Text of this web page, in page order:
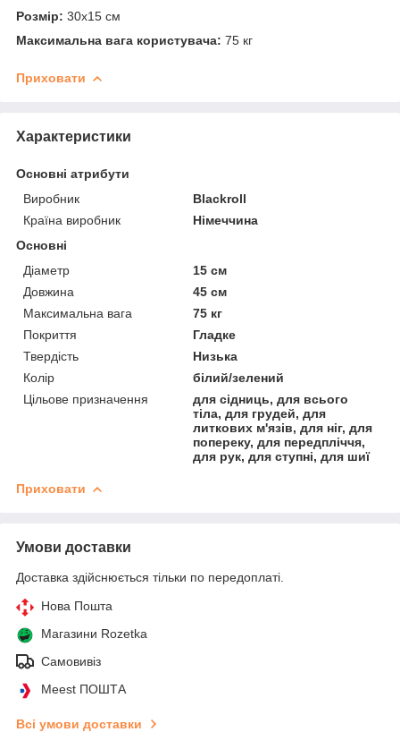
Розмір: 30х15 см
Максимальна вага користувача: 75 кг
Приховати
Характеристики
Основні атрибути
Виробник
Blackroll
Країна виробник
Німеччина
Основні
Діаметр
15 см
Довжина
45 см
Максимальна вага
75 кг
Покриття
Гладке
Твердість
Низька
Колір
білий/зелений
Цільове призначення
для сідниць, для всього
тіла, для грудей, для
литкових м'язів, для ніг, для
попереку, для передпліччя,
для рук, для ступні, для шиї
Приховати
Умови доставки
Доставка здійснюється тільки по передоплаті.
Нова Пошта
Магазини Rozetka
Самовивіз
Meest ПОШТА
Всі умови доставки